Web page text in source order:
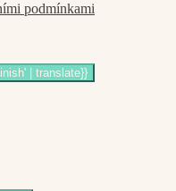
podmínkami